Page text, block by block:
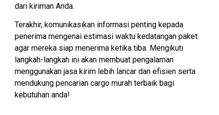
dari kiriman Anda.
Terakhir, komunikasikan informasi penting kepada
penerima mengenai estimasi waktu kedatangan paket
agar mereka siap menerima ketika tiba. Mengikuti
langkah-langkah ini akan membuat pengalaman
menggunakan jasa kirim lebih lancar dan efisien serta
mendukung pencarian cargo murah terbaik bagi
kebutuhan anda!